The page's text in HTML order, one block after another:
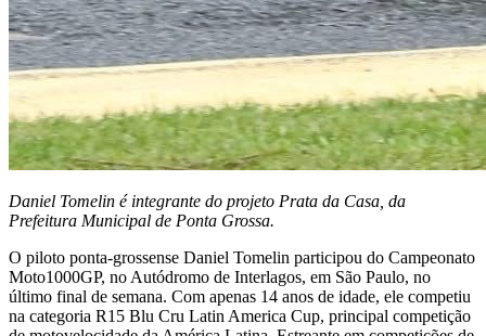
Daniel Tomelin é integrante do projeto Prata da Casa, da
Prefeitura Municipal de Ponta Grossa.
O piloto ponta-grossense Daniel Tomelin participou do Campeonato
Moto1000GP, no Autódromo de Interlagos, em São Paulo, no
último final de semana. Com apenas 14 anos de idade, ele competiu
na categoria R15 Blu Cru Latin America Cup, principal competição